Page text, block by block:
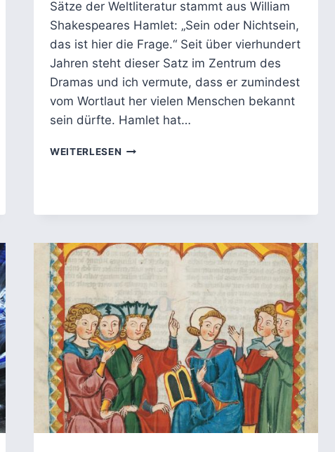
Sätze der Weltliteratur stammt aus William
Shakespeares Hamlet: „Sein oder Nichtsein,
das ist hier die Frage.“ Seit über vierhundert
Jahren steht dieser Satz im Zentrum des
Dramas und ich vermute, dass er zumindest
vom Wortlaut her vielen Menschen bekannt
sein dürfte. Hamlet hat…
WEITERLESEN SHAKESPEARES
IM
ÜBERBLICK